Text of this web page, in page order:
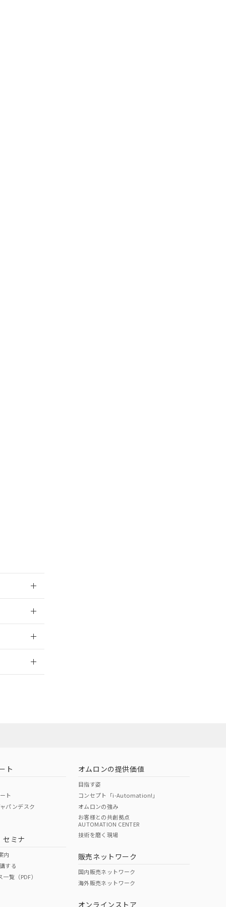
O O
了承ください。
御機器販売店・
社の共同利用者
とをご了承くだ
はありません。
品に未対応品が
年1月12日よ
可)を取得する
通知します。
、取り引きをい
ト
ト
パンデスク
セミナ
内
する
覧（PDF）
オムロンの提供価値
目指す姿
コンセプト「i-Automation!」
オムロンの強み
お客様との共創拠点
AUTOMATION CENTER
技術を磨く現場
販売ネットワーク
国内販売ネットワーク
海外販売ネットワーク
オンラインストア